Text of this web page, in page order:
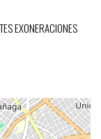
EXONERACIONES